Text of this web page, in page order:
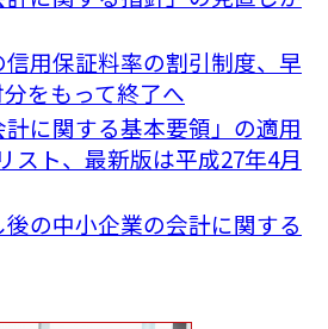
用保証料率の割引制度、早
をもって終了へ
計に関する基本要領」の適用
スト、最新版は平成27年4月
の中小企業の会計に関する